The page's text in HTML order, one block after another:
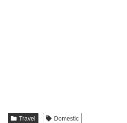
Travel Domestic